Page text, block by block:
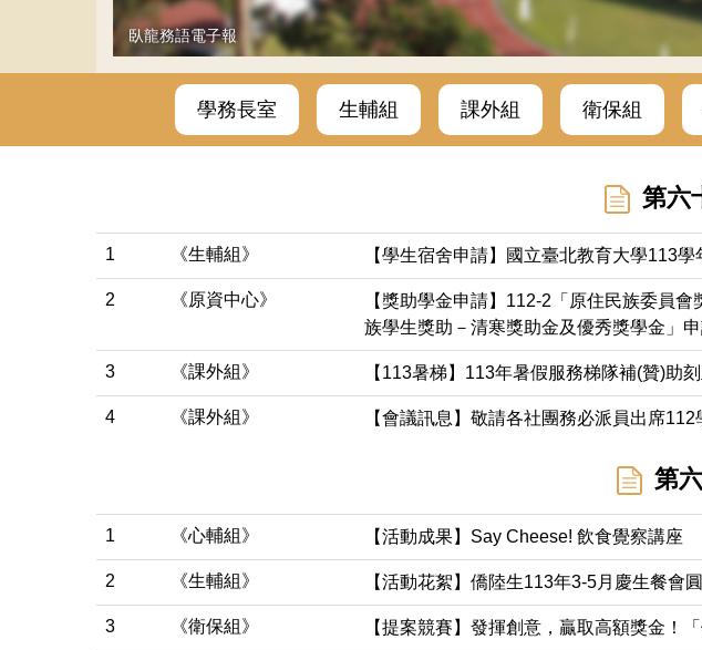
臥龍務語電子報
學務長室 生輔組 課外組 衛保組
第六
1 《生輔組》 【學生宿舍申請】國立臺北教育大學113
2 《原資中心》
【獎助學金申請】112-2「原住民族委員
族學生獎助－清寒獎助金及優秀獎學金」
3 《課外組》 【113暑梯】113年暑假服務梯隊補(贊)助刻
4 《課外組》 【會議訊息】敬請各社團務必派員出席112
第
1 《心輔組》 【活動成果】Say Cheese! 飲食覺察講座
2 《生輔組》 【活動花絮】僑陸生113年3-5月慶生餐會
3 《衛保組》 【提案競賽】發揮創意，贏取高額獎金！